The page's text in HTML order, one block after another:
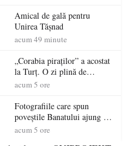
Amical de gală pentru
Unirea Tășnad
acum 49 minute
„Corabia piraților” a acostat
la Turț. O zi plină de
aventură și lecții despre
tabăra de vară
acum 5 ore
Fotografiile care spun
poveștile Banatului ajung la
Muzeul de Artă Satu Mare
acum 5 ore